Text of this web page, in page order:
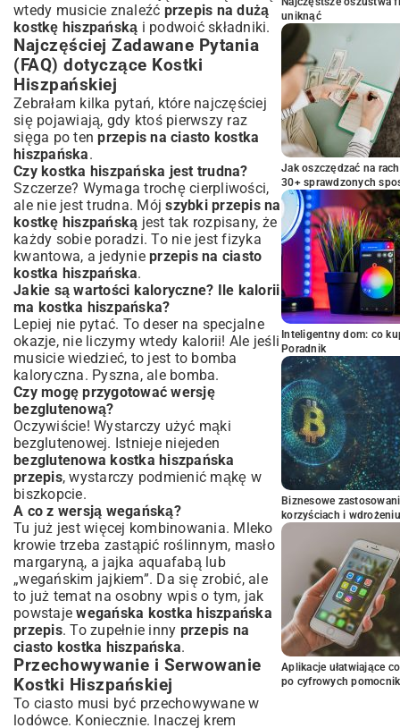
wtedy musicie znaleźć przepis na dużą
kostkę hiszpańską i podwoić składniki.
Najczęściej Zadawane Pytania
(FAQ) dotyczące Kostki
Hiszpańskiej
Zebrałam kilka pytań, które najczęściej
się pojawiają, gdy ktoś pierwszy raz
sięga po tenprzepis na ciasto kostka
hiszpańska.
Czy kostka hiszpańska jest trudna?
Szczerze? Wymaga trochę cierpliwości,
ale nie jest trudna. Mójszybki przepis na
kostkę hiszpańską jest tak rozpisany, że
każdy sobie poradzi. To nie jest fizyka
kwantowa, a jedynie przepis na ciasto
kostka hiszpańska.
Jakie są wartości kaloryczne? Ile kalorii
ma kostka hiszpańska?
Lepiej nie pytać. To deser na specjalne
okazje, nie liczymy wtedy kalorii! Ale jeśli
musicie wiedzieć, to jest to bomba
kaloryczna. Pyszna, ale bomba.
Czy mogę przygotować wersję
bezglutenową?
Oczywiście! Wystarczy użyć mąki
bezglutenowej. Istnieje niejeden
bezglutenowa kostka hiszpańska
przepis, wystarczy podmienić mąkę w
biszkopcie.
A co z wersją wegańską?
Tu już jest więcej kombinowania. Mleko
krowie trzeba zastąpić roślinnym, masło
margaryną, a jajka aquafabą lub
„wegańskim jajkiem”. Da się zrobić, ale
to już temat na osobny wpis o tym, jak
powstajewegańska kostka hiszpańska
przepis. To zupełnie inny przepis na
ciasto kostka hiszpańska.
Przechowywanie i Serwowanie
Kostki Hiszpańskiej
To ciasto musi być przechowywane w
lodówce. Koniecznie. Inaczej krem
uniknąć
Jak oszczędzać na
30+ sprawdzonych
Inteligentny dom: co
Poradnik
Biznesowe
korzyściach i wdrożeniu
Aplikacje ułatwiające
po cyfrowych